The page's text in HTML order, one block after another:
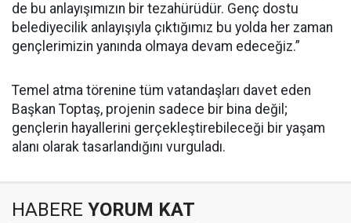
de bu anlayışımızın bir tezahürüdür. Genç dostu
belediyecilik anlayışıyla çıktığımız bu yolda her zaman
gençlerimizin yanında olmaya devam edeceğiz.”
Temel atma törenine tüm vatandaşları davet eden
Başkan Toptaş, projenin sadece bir bina değil;
gençlerin hayallerini gerçekleştirebileceği bir yaşam
alanı olarak tasarlandığını vurguladı.
HABERE YORUM KAT